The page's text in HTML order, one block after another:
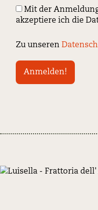
Mit der
akzeptiere ich die
Zu unseren